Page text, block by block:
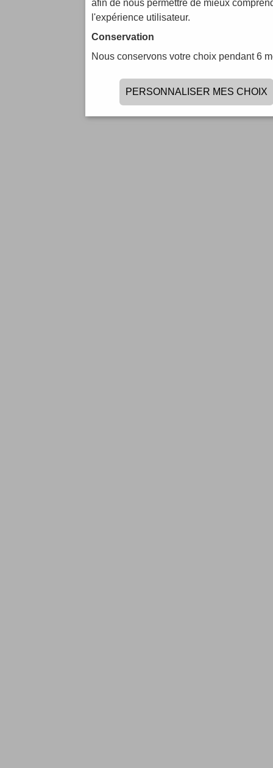
afin de nous permettre de mieux
l'expérience utilisateur.
Conservation
Nous conservons votre choix pendant 6
PERSONNALISER MES CHOIX